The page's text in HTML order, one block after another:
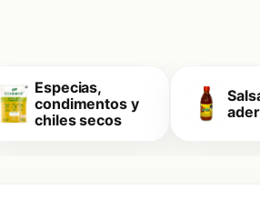
Especias,
condimentos y
chiles secos